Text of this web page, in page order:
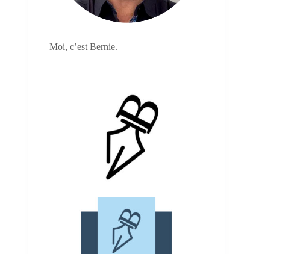
Moi, c’est Bernie.